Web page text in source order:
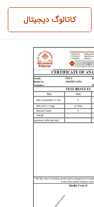
کاتالوگ دیجیتال